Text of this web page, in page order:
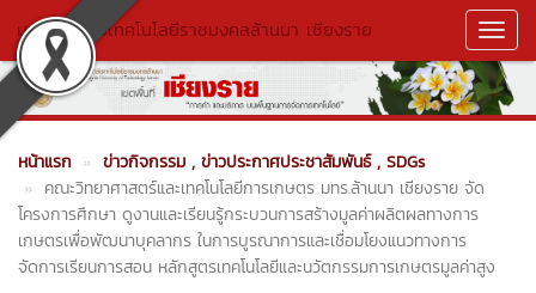
มหาวิทยาลัยเทคโนโลยีราชมงคลล้านนา เชียงราย
หน้าแรก ข่าวกิจกรรม , ข่าวประกาศประชาสัมพันธ์ , SDGs
คณะวิทยาศาสตร์และเทคโนโลยีการเกษตร มทร.ล้านนา เชียงราย จัด
โครงการศึกษา ดูงานและเรียนรู้กระบวนการสร้างมูลค่าผลิตผลทางการ
เกษตรเพื่อพัฒนาบุคลากร ในการบูรณาการและเชื่อมโยงแนวทางการ
จัดการเรียนการสอน หลักสูตรเทคโนโลยีและนวัตกรรมการเกษตรมูลค่าสูง